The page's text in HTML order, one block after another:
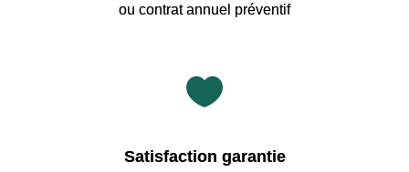
ou contrat annuel préventif

Satisfaction garantie